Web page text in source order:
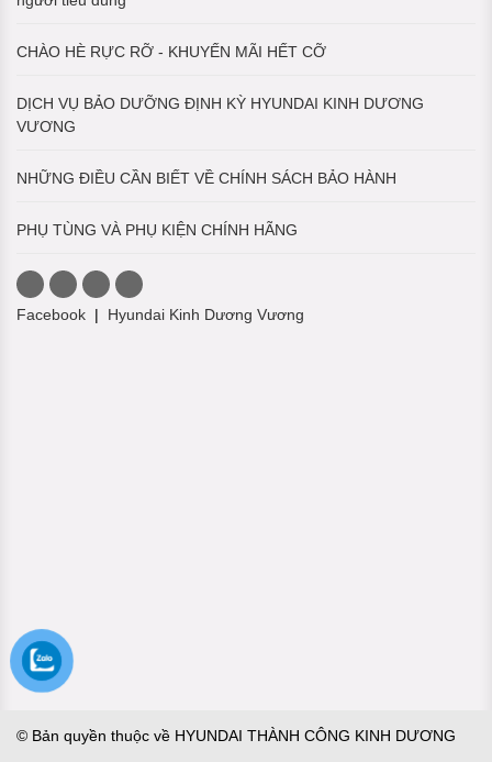
CHÀO HÈ RỰC RỠ - KHUYẾN MÃI HẾT CỠ
DỊCH VỤ BẢO DƯỠNG ĐỊNH KỲ HYUNDAI KINH DƯƠNG
VƯƠNG
NHỮNG ĐIỀU CẦN BIẾT VỀ CHÍNH SÁCH BẢO HÀNH
PHỤ TÙNG VÀ PHỤ KIỆN CHÍNH HÃNG
Facebook | Hyundai Kinh Dương Vương
© Bản quyền thuộc về HYUNDAI THÀNH CÔNG KINH DƯƠNG